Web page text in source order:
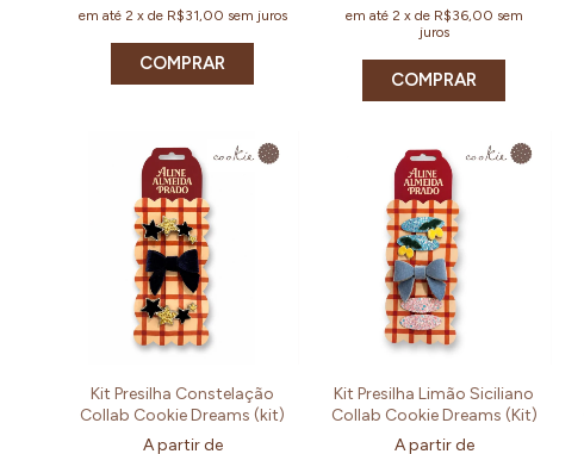
em até 2 x de R$31,00 sem juros
COMPRAR
em até 2 x de R$36,00 sem
juros
COMPRAR
Kit Presilha Constelação
Collab Cookie Dreams (kit)
Kit Presilha Limão Siciliano
Collab Cookie Dreams (Kit)